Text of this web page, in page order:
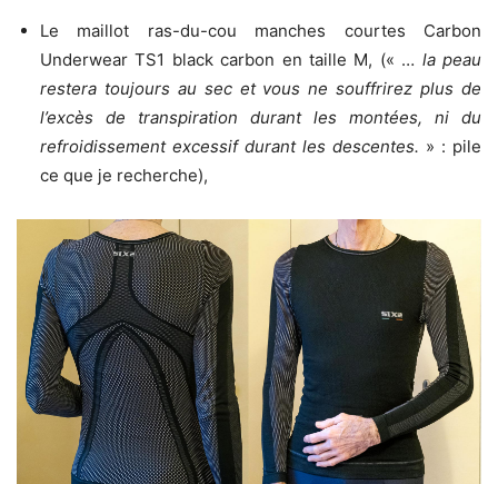
Le maillot ras-du-cou manches courtes Carbon
Underwear TS1 black carbon en taille M, (« … la peau
restera toujours au sec et vous ne souffrirez plus de
l’excès de transpiration durant les montées, ni du
refroidissement excessif durant les descentes. » : pile
ce que je recherche),